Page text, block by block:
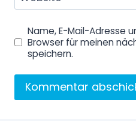
Name, E-Mail-Adresse
Browser für meinen
speichern.